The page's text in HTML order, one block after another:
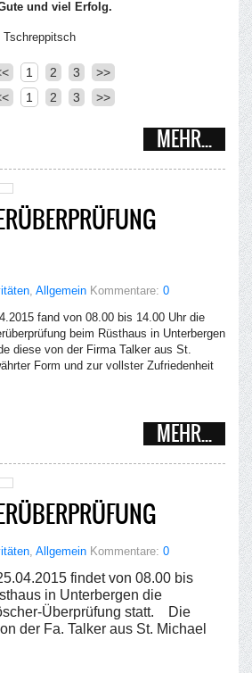
und viel Erfolg.
Tschreppitsch
1 2 3
>>
1 2 3 >>
MEHR...
, Allgemein Kommentare: 0
fand von 08.00 bis 14.00 Uhr die
beim Rüsthaus in Unterbergen
diese von der Firma Talker aus St.
Form und zur vollster Zufriedenheit
MEHR...
, Allgemein Kommentare: 0
findet von 08.00 bis
in Unterbergen die
Überprüfung statt. Die
der Fa. Talker aus St. Michael